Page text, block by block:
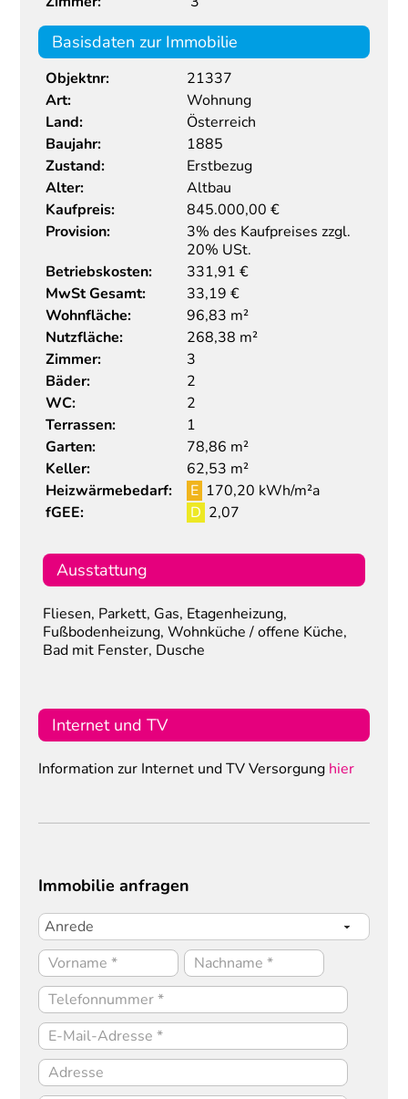
Basisdaten zur Immobilie
Objektnr:
21337
Art:
Wohnung
Land:
Österreich
Baujahr:
1885
Zustand:
Erstbezug
Alter:
Altbau
Kaufpreis:
845.000,00 €
Provision:
3% des Kaufpreises zzgl.
20% USt.
Betriebskosten:
331,91 €
MwSt Gesamt:
33,19 €
Wohnfläche:
96,83 m²
Nutzfläche:
268,38 m²
Zimmer:
3
Bäder:
2
WC:
2
Terrassen:
1
Garten:
78,86 m²
Keller:
62,53 m²
Heizwärmebedarf:
E 170,20 kWh/m²a
fGEE:
D 2,07
Ausstattung
Fliesen, Parkett, Gas, Etagenheizung,
Fußbodenheizung, Wohnküche / offene Küche,
Bad mit Fenster, Dusche
Internet und TV
Information zur Internet und TV Versorgung hier
Immobilie anfragen